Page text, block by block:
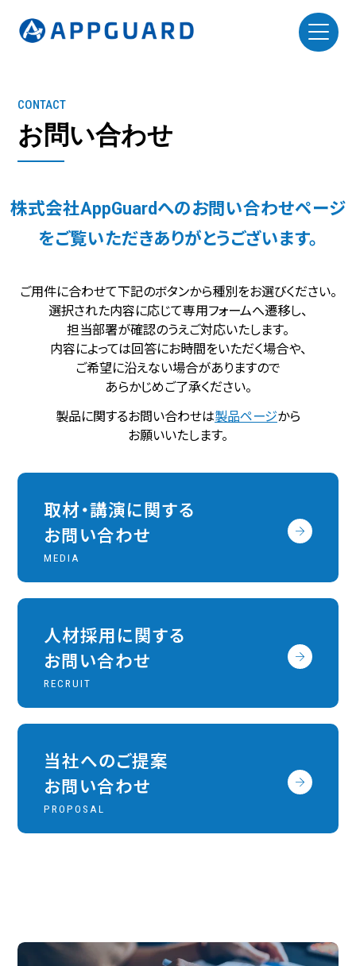
CONTACT
お問い合わせ
株式会社AppGuardへのお問い合わせページ
をご覧いただきありがとうございます。
ご用件に合わせて下記のボタンから種別をお選びください。
選択された内容に応じて専用フォームへ遷移し、
担当部署が確認のうえご対応いたします。
内容によっては回答にお時間をいただく場合や、
ご希望に沿えない場合がありますので
あらかじめご了承ください。
製品に関するお問い合わせは製品ページから
お願いいたします。
取材・講演に関する
お問い合わせ
MEDIA
人材採用に関する
お問い合わせ
RECRUIT
当社へのご提案
お問い合わせ
PROPOSAL